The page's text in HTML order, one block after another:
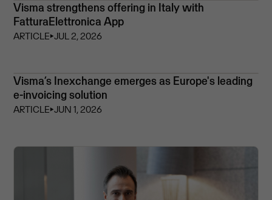
Visma strengthens offering in Italy with
FatturaElettronica App
ARTICLE⏵JUL 2, 2026
Visma’s Inexchange emerges as Europe's leading
e-invoicing solution
ARTICLE⏵JUN 1, 2026